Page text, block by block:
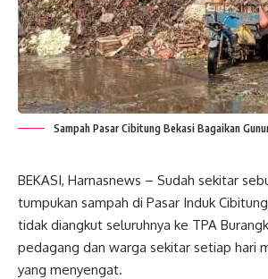
Sampah Pasar Cibitung Bekasi Bagaikan
BEKASI, Harnasnews – Sudah sekitar
tumpukan sampah di Pasar Induk
tidak diangkut seluruhnya ke TPA
pedagang dan warga sekitar setiap hari
yang menyengat.